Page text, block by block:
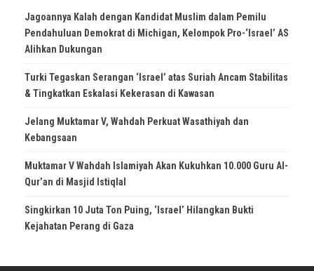
Jagoannya Kalah dengan Kandidat Muslim dalam Pemilu
Pendahuluan Demokrat di Michigan, Kelompok Pro-‘Israel’ AS
Alihkan Dukungan
Turki Tegaskan Serangan ‘Israel’ atas Suriah Ancam Stabilitas
& Tingkatkan Eskalasi Kekerasan di Kawasan
Jelang Muktamar V, Wahdah Perkuat Wasathiyah dan
Kebangsaan
Muktamar V Wahdah Islamiyah Akan Kukuhkan 10.000 Guru Al-
Qur’an di Masjid Istiqlal
Singkirkan 10 Juta Ton Puing, ‘Israel’ Hilangkan Bukti
Kejahatan Perang di Gaza